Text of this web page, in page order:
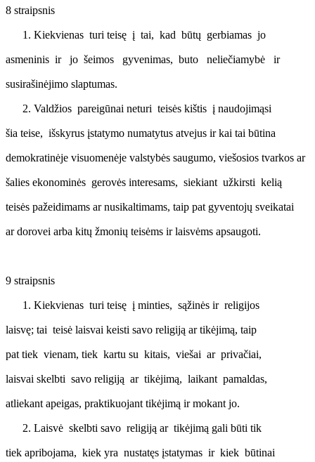
8 straipsnis
Kiekvienas turi teisę į tai, kad būtų gerbiamas jo
asmeninis ir jo šeimos gyvenimas, buto neliečiamybė ir
susirašinėjimo slaptumas.
Valdžios pareigūnai neturi teisės kištis į naudojimąsi
šia teise, išskyrus įstatymo numatytus atvejus ir kai tai būtina
demokratinėje visuomenėje valstybės saugumo, viešosios tvarkos ar
šalies ekonominės gerovės interesams, siekiant užkirsti kelią
teisės pažeidimams ar nusikaltimams, taip pat gyventojų sveikatai
ar dorovei arba kitų žmonių teisėms ir laisvėms apsaugoti.
9 straipsnis
Kiekvienas turi teisę į minties, sąžinės ir religijos
laisvę; tai teisė laisvai keisti savo religiją ar tikėjimą, taip
pat tiek vienam, tiek kartu su kitais, viešai ar privačiai,
laisvai skelbti savo religiją ar tikėjimą, laikant pamaldas,
atliekant apeigas, praktikuojant tikėjimą ir mokant jo.
Laisvė skelbti savo religiją ar tikėjimą gali būti tik
tiek apribojama, kiek yra nustatęs įstatymas ir kiek būtinai